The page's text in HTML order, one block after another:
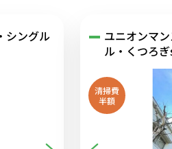
シングル
ユニオンマ
ル・くつろ
清掃費
半額